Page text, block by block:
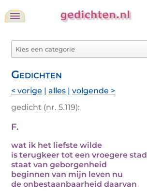
Gedichten
< vorige | alles | volgende >
gedicht (nr. 5.119):
F.
wat ik het liefste wilde
is terugkeer tot een vroegere stad
staat van geborgenheid
beginnen van mijn leven nu
de onbestaanbaarheid daarvan